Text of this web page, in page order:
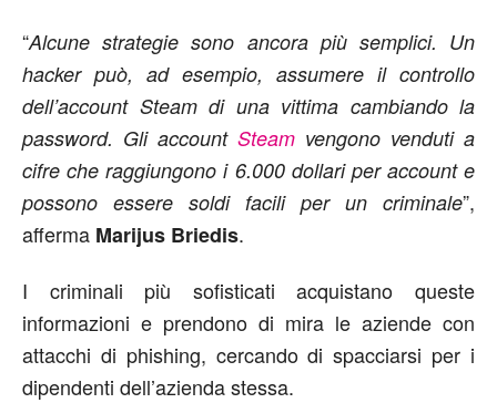
“Alcune strategie sono ancora più semplici. Un
hacker può, ad esempio, assumere il controllo
dell’account Steam di una vittima cambiando la
password. Gli account Steam vengono venduti a
cifre che raggiungono i 6.000 dollari per account e
possono essere soldi facili per un criminale”,
afferma Marijus Briedis.
I criminali più sofisticati acquistano queste
informazioni e prendono di mira le aziende con
attacchi di phishing, cercando di spacciarsi per i
dipendenti dell’azienda stessa.